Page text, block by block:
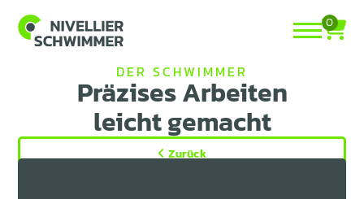
0
DER SCHWIMMER
Präzises Arbeiten
leicht gemacht
 Zurück